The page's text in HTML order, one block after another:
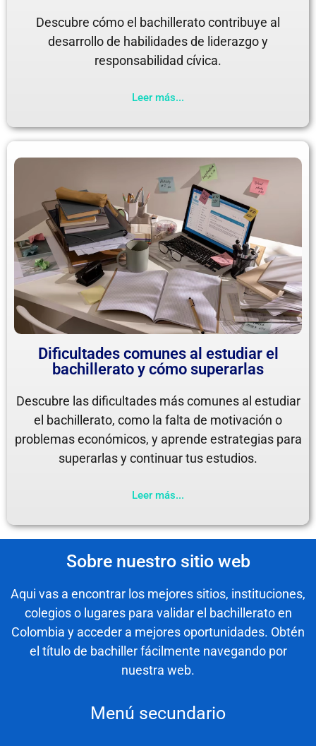
Descubre cómo el bachillerato contribuye al
desarrollo de habilidades de liderazgo y
responsabilidad cívica.
Leer más...
Dificultades comunes al estudiar el
bachillerato y cómo superarlas
Descubre las dificultades más comunes al estudiar
el bachillerato, como la falta de motivación o
problemas económicos, y aprende estrategias para
superarlas y continuar tus estudios.
Leer más...
Sobre nuestro sitio web
Aqui vas a encontrar los mejores sitios, instituciones,
colegios o lugares para validar el bachillerato en
Colombia y acceder a mejores oportunidades. Obtén
el título de bachiller fácilmente navegando por
nuestra web.
Menú secundario